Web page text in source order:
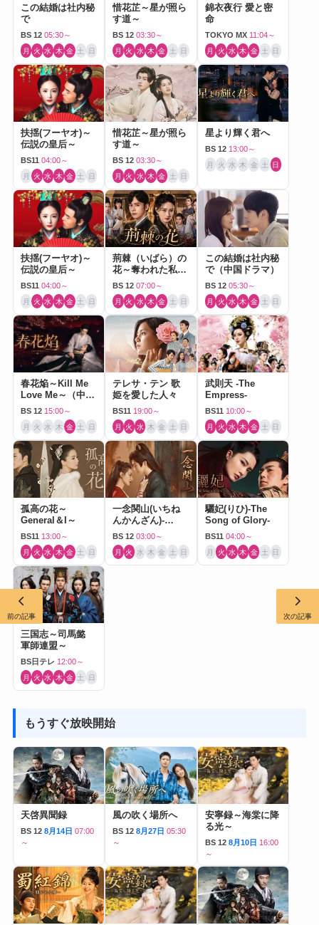
この結婚は社内秘
で
BS 12 05:30～
月 火 水 木 金 土 日
惜花芷～星が照ら
す道～
BS 12 03:30～
月 火 水 木 金 土 日
錦衣夜行 愛と密
命
TOKYO MX 11:04～
月 火 水 木 金 土 日
扶揺(フーヤオ)～
伝説の皇后～
BS11 04:00～
月 火 水 木 金 土 日
惜花芷～星が照ら
す道～
BS 12 03:30～
月 火 水 木 金 土 日
星より輝く君へ
BS 12 13:00～
月 火 水 木 金 土 日
扶揺(フーヤオ)～
伝説の皇后～
BS11 04:00～
月 火 水 木 金 土 日
荊棘（いばら）の
花～奪われた私～
（中国ドラマ）
BS 12 07:00～
月 火 水 木 金 土 日
この結婚は社内秘
で（中国ドラマ）
BS 12 05:30～
月 火 水 木 金 土 日
春花焔～Kill Me
Love Me～（中国
ドラマ）
BS 12 15:00～
月 火 水 木 金 土 日
テレサ・テン 歌
姫を愛した人々
BS11 19:00～
月 火 水 木 金 土 日
武則天 -The
Empress-
BS11 10:00～
月 火 水 木 金 土 日
孤高の花～
General＆I～
BS11 13:00～
月 火 水 木 金 土 日
一念関山(いちね
んかんざん)-
Journey to Love-
BS 12 03:00～
月 火 水 木 金 土 日
驪妃(りひ)-The
Song of Glory-
BS11 04:00～
月 火 水 木 金 土 日
三国志～司馬懿
軍師連盟～
BS日テレ 12:00～
月 火 水 木 金 土 日
もうすぐ放映開始
天啓異聞録
BS 12 8月14日 07:00
～
風の吹く場所へ
BS 12 8月27日 05:30
～
安寧録～海棠に降
る光～
BS 12 8月10日 16:00
～
前の記事 次の記事